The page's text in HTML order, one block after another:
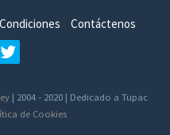
Condiciones Contáctenos
| 2004 - 2020 | Dedicado a Tupac
de Cookies